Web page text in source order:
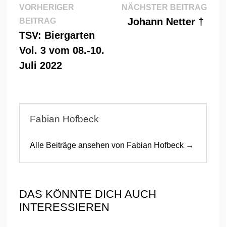
Beitragsnavigation
VORHERIGER
BEITRAGVorheriger
Beitrag:
TSV: Biergarten
Vol. 3 vom 08.-10.
Juli 2022
NÄCHSTER BEITRAG
Johann Netter †
Fabian Hofbeck
Alle Beiträge ansehen von Fabian Hofbeck →
DAS KÖNNTE DICH AUCH
INTERESSIEREN